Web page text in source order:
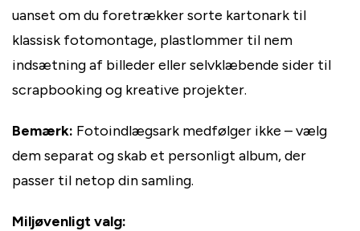
uanset om du foretrækker sorte kartonark til
klassisk fotomontage, plastlommer til nem
indsætning af billeder eller selvklæbende sider til
scrapbooking og kreative projekter.
Bemærk: Fotoindlægsark medfølger ikke – vælg
dem separat og skab et personligt album, der
passer til netop din samling.
Miljøvenligt valg: